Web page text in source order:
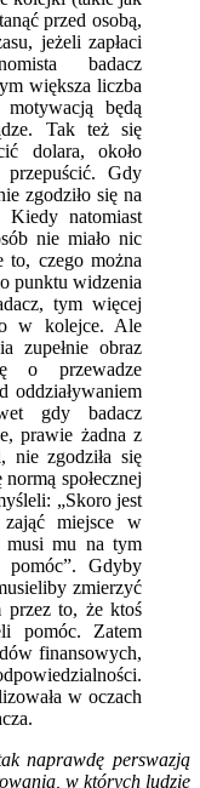
przed osobą,
jeżeli zapłaci
badacz
większa liczba
będą
Tak też się
dolara, około
Gdy
zgodziło się na
natomiast
nie miało nic
to, czego można
punktu widzenia
tym więcej
w kolejce. Ale
zupełnie obraz
o przewadze
oddziaływaniem
gdy badacz
prawie żadna z
nie zgodziła się
społecznej
„Skoro jest
miejsce w
musi mu na tym
Gdyby
zmierzyć
przez to, że ktoś
pomóc. Zatem
finansowych,
w oczach
naprawdę perswazją
w których ludzie